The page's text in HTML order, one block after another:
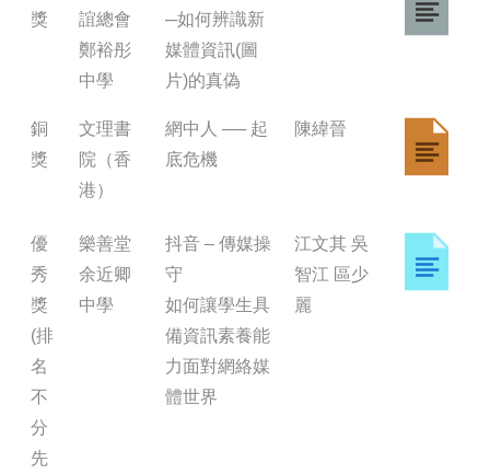
獎
誼總會
鄭裕彤
中學
─如何辨識新
媒體資訊(圖
片)的真偽
銅
獎
文理書
院（香
港）
網中人 ── 起
底危機
陳緯晉
優
秀
獎
(排
名
不
分
先
樂善堂
余近卿
中學
抖音 – 傳媒操
守
如何讓學生具
備資訊素養能
力面對網絡媒
體世界
江文其 吳
智江 區少
麗